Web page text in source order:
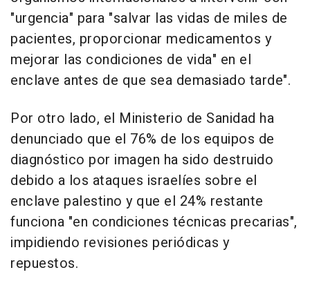
"urgencia" para "salvar las vidas de miles de
pacientes, proporcionar medicamentos y
mejorar las condiciones de vida" en el
enclave antes de que sea demasiado tarde".
Por otro lado, el Ministerio de Sanidad ha
denunciado que el 76% de los equipos de
diagnóstico por imagen ha sido destruido
debido a los ataques israelíes sobre el
enclave palestino y que el 24% restante
funciona "en condiciones técnicas precarias",
impidiendo revisiones periódicas y
repuestos.